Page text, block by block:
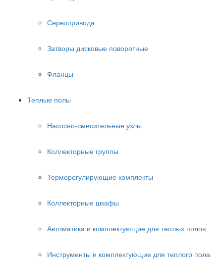
Сервопривода
Затворы дисковые поворотные
Фланцы
Теплые полы
Насосно-смесительные узлы
Коллекторные группы
Терморегулирующие комплекты
Коллекторные шкафы
Автоматика и комплектующие для теплых полов
Инструменты и комплектующие для теплого пола